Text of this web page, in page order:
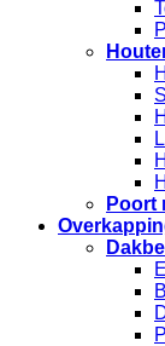
Poort